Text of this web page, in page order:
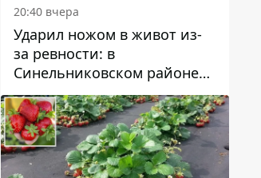
20:40 вчера
Ударил ножом в живот из-
за ревности: в
Синельниковском районе
задержали 49-летнего
мужчину за убийство